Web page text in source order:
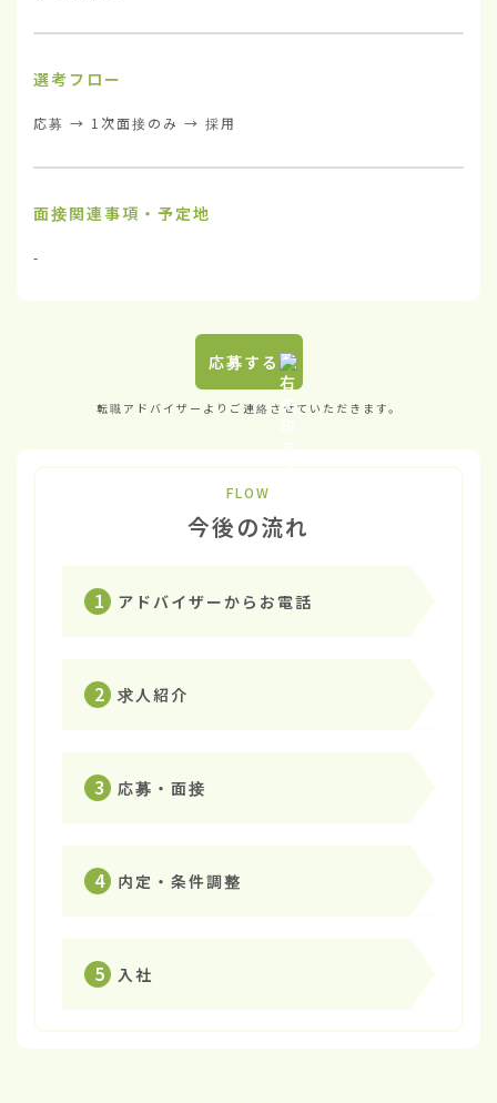
選考フロー
応募 → 1次面接のみ → 採用
面接関連事項・予定地
-
応募する
転職アドバイザーよりご連絡させていただきます。
FLOW
今後の流れ
1 アドバイザーからお電話
2 求人紹介
3 応募・面接
4 内定・条件調整
5 入社